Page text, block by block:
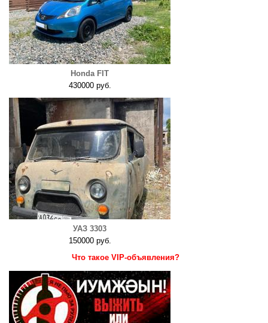
Honda FIT
430000 руб.
УАЗ 3303
150000 руб.
Что такое VIP-объявления?